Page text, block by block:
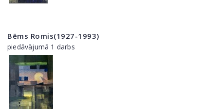
Bēms Romis(1927-1993)
piedāvājumā 1 darbs